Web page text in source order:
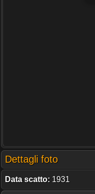
Dettagli foto
Data scatto: 1931